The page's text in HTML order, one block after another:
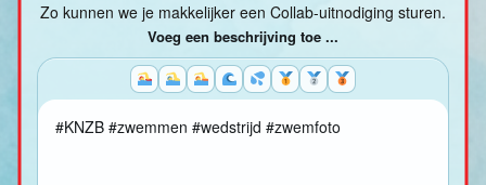
Zo kunnen we je makkelijker een Collab-uitnodiging sturen.
Voeg een beschrijving toe ...